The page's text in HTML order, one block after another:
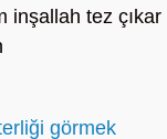
inşallah tez
görmek